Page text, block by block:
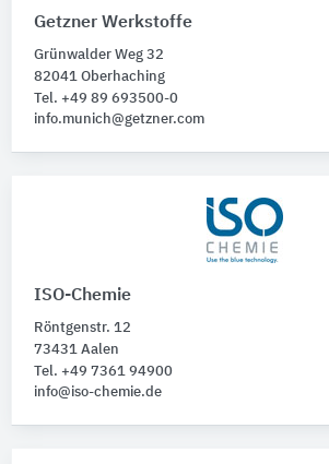
Getzner Werkstoffe
Grünwalder Weg 32
82041 Oberhaching
Tel. +49 89 693500-0
info.munich@getzner.com
ISO-Chemie
Röntgenstr. 12
73431 Aalen
Tel. +49 7361 94900
info@iso-chemie.de